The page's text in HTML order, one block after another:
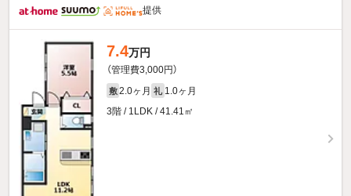
提供
7.4万円
（管理費3,000円）
敷 2.0ヶ月 礼 1.0ヶ月
3階 / 1LDK / 41.41㎡